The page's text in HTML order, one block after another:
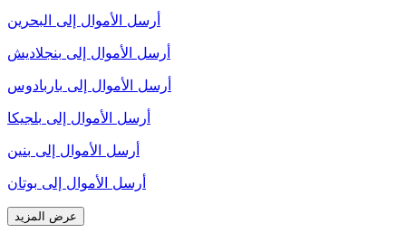
أرسل الأموال إلى البحرين
أرسل الأموال إلى بنجلاديش
أرسل الأموال إلى باربادوس
أرسل الأموال إلى بلجيكا
أرسل الأموال إلى بنين
أرسل الأموال إلى بوتان
عرض المزيد